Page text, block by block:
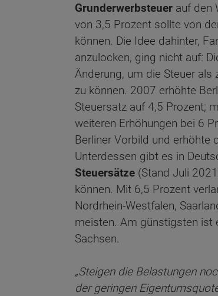
Grunderwerbsteuer auf den
von 3,5 Prozent sollte von
können. Die Idee dahinter,
anzulocken, ging nicht auf:
Änderung, um die Steuer als
zu können. 2007 erhöhte
Steuersatz auf 4,5 Prozent;
weiteren Erhöhungen bei 6
Berliner Vorbild und erhöhte
Unterdessen gibt es in
Steuersätze (Stand Juli
können. Mit 6,5 Prozent
Nordrhein-Westfalen,
meisten. Am günstigsten ist
Sachsen.
„Steigen die Belastungen
der geringen